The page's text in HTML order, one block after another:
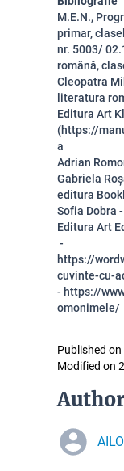
M.E.N.,
primar,
nr. 5003/
română,
Cleopatra
literatura
Editura Art
(https://
a
Adrian
Gabriela
editura
Sofia Dobra
Editura Art
-
https://
cuvinte-cu-
- https://
omonimele/
Published
Modified on
Author